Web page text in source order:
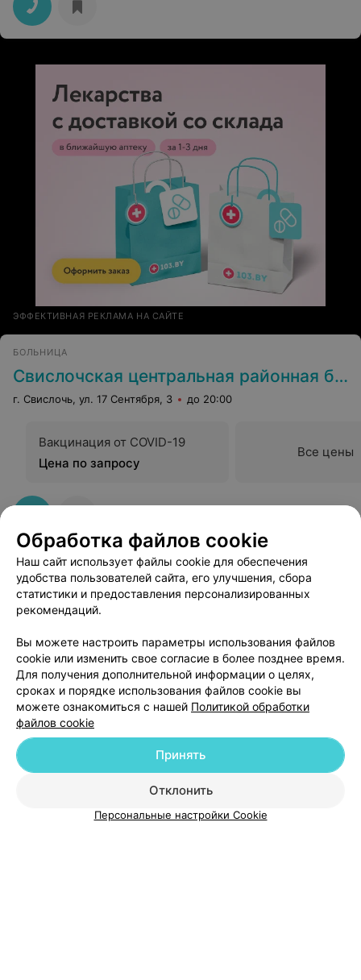
ЭФФЕКТИВНАЯ РЕКЛАМА НА САЙТЕ
БОЛЬНИЦА
Свислочская центральная районная больница
г. Свислочь, ул. 17 Сентября, 3 до 20:00
Вакцинация от COVID-19
Цена по запросу
Все цены
Добавить специалиста
О проекте Новости проекта
Размещение рекламы
Медицинский маркетинг
Публичный договор
Пользовательское соглашение
Способы оплаты
Обработка файлов cookie
Наш сайт использует файлы cookie для обеспечения
удобства пользователей сайта, его улучшения, сбора
статистики и предоставления персонализированных
рекомендаций.
Вы можете настроить параметры использования файлов
cookie или изменить свое согласие в более позднее время.
Для получения дополнительной информации о целях,
сроках и порядке использования файлов cookie вы
можете ознакомиться с нашей Политикой обработки
файлов cookie
Отклонить
Принять
Персональные настройки Cookie